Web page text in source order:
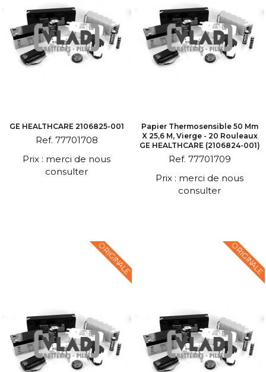
GE HEALTHCARE 2106825-001
Ref. 77701708
Prix : merci de nous
consulter
Papier Thermosensible 50 Mm
X 25,6 M, Vierge - 20 Rouleaux
GE HEALTHCARE (2106824-001)
Ref. 77701709
Prix : merci de nous
consulter
ORIGINALE ORIGINALE